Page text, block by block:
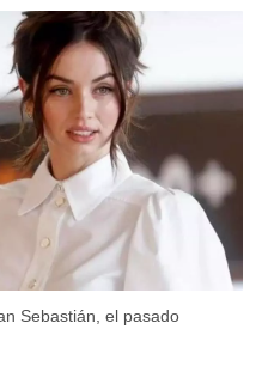
Sebastián, el pasado